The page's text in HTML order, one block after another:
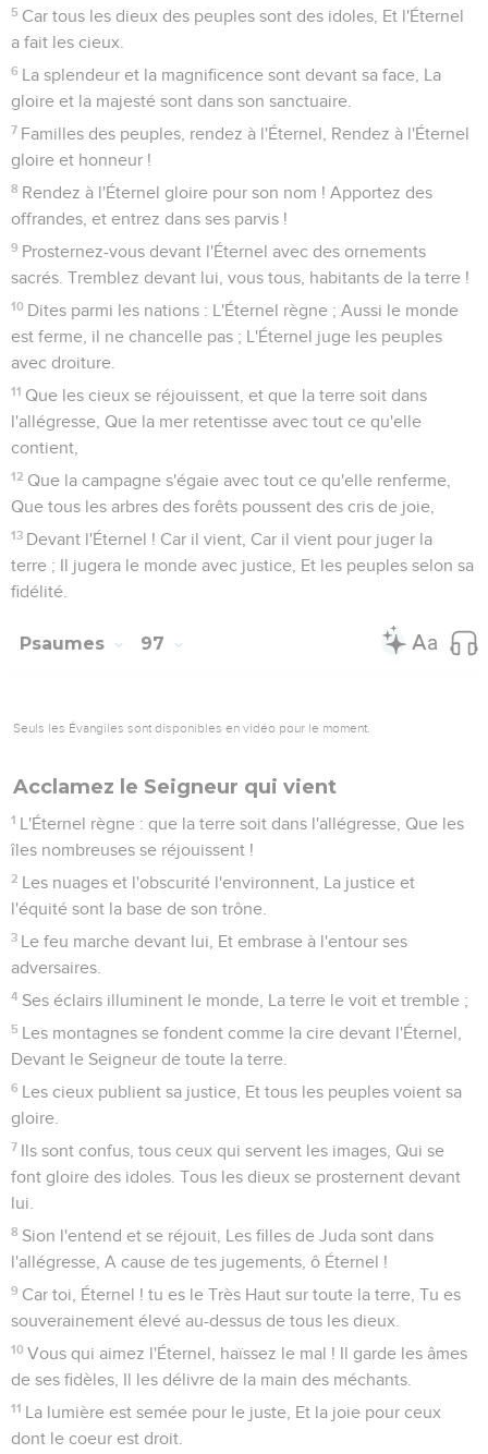
5 Car tous les dieux des peuples sont des idoles, Et l'Éternel
a fait les cieux.
6 La splendeur et la magnificence sont devant sa face, La
gloire et la majesté sont dans son sanctuaire.
7 Familles des peuples, rendez à l'Éternel, Rendez à l'Éternel
gloire et honneur !
8 Rendez à l'Éternel gloire pour son nom ! Apportez des
offrandes, et entrez dans ses parvis !
9 Prosternez-vous devant l'Éternel avec des ornements
sacrés. Tremblez devant lui, vous tous, habitants de la terre !
10 Dites parmi les nations : L'Éternel règne ; Aussi le monde
est ferme, il ne chancelle pas ; L'Éternel juge les peuples
avec droiture.
11 Que les cieux se réjouissent, et que la terre soit dans
l'allégresse, Que la mer retentisse avec tout ce qu'elle
contient,
12 Que la campagne s'égaie avec tout ce qu'elle renferme,
Que tous les arbres des forêts poussent des cris de joie,
13 Devant l'Éternel ! Car il vient, Car il vient pour juger la
terre ; Il jugera le monde avec justice, Et les peuples selon sa
fidélité.
Psaumes 97
Seuls les Évangiles sont disponibles en vidéo pour le moment.
Acclamez le Seigneur qui vient
1 L'Éternel règne : que la terre soit dans l'allégresse, Que les
îles nombreuses se réjouissent !
2 Les nuages et l'obscurité l'environnent, La justice et
l'équité sont la base de son trône.
3 Le feu marche devant lui, Et embrase à l'entour ses
adversaires.
4 Ses éclairs illuminent le monde, La terre le voit et tremble ;
5 Les montagnes se fondent comme la cire devant l'Éternel,
Devant le Seigneur de toute la terre.
6 Les cieux publient sa justice, Et tous les peuples voient sa
gloire.
7 Ils sont confus, tous ceux qui servent les images, Qui se
font gloire des idoles. Tous les dieux se prosternent devant
lui.
8 Sion l'entend et se réjouit, Les filles de Juda sont dans
l'allégresse, A cause de tes jugements, ô Éternel !
9 Car toi, Éternel ! tu es le Très Haut sur toute la terre, Tu es
souverainement élevé au-dessus de tous les dieux.
10 Vous qui aimez l'Éternel, haïssez le mal ! Il garde les âmes
de ses fidèles, Il les délivre de la main des méchants.
11 La lumière est semée pour le juste, Et la joie pour ceux
dont le coeur est droit.